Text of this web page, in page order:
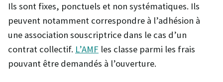
Ils sont fixes, ponctuels et non systématiques. Ils
peuvent notamment correspondre à l’adhésion à
une association souscriptrice dans le cas d’un
contrat collectif. L’AMF les classe parmi les frais
pouvant être demandés à l’ouverture.